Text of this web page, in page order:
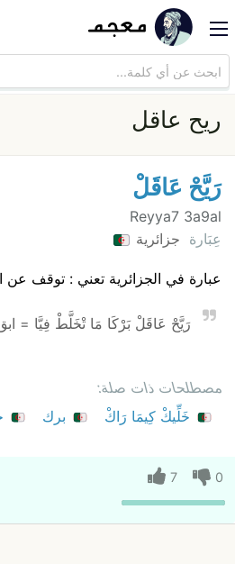
ريح عاقل
رَيَّحْ عَاقَلْ
Reyya7 3a9al
عِبَارة جزائرية
عبارة في الجزائرية تعني : توقف عن
رَيَّحْ عَاقَلْ بَرْكَا مَا تْخَلَّطْ فِيَّا =
مصطلحات ذات صلة:
خَلِّيكْ كِيمَا رَاكْ
برك
0
7